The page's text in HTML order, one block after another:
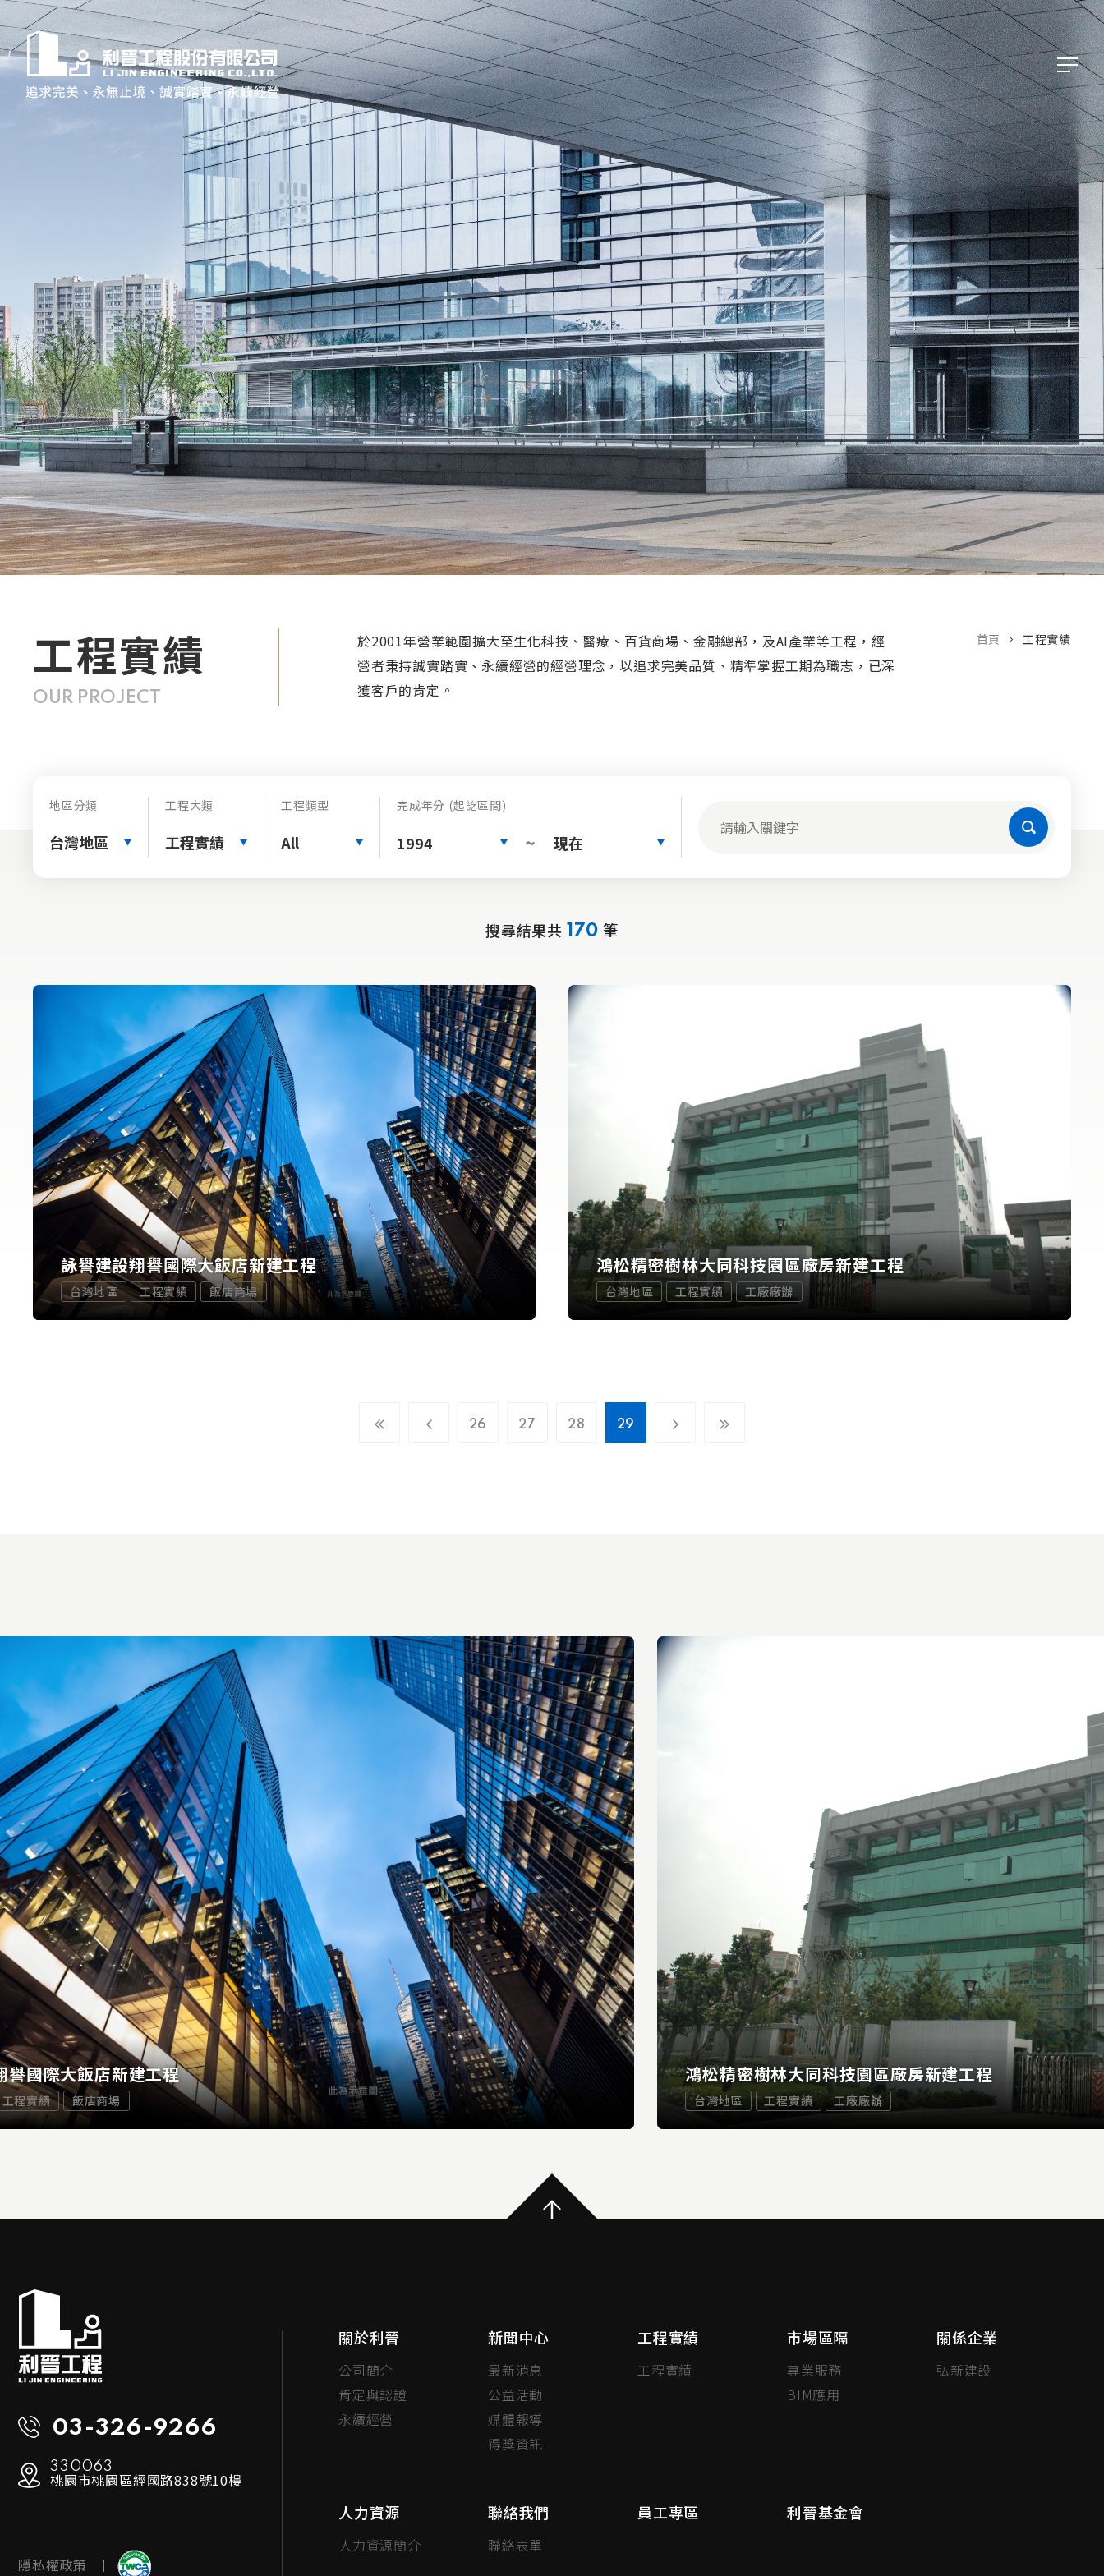
工程實績
OUR PROJECT
於2001年營業範圍擴大至生化科技、醫療、百貨商場、金融總部，及AI產業等工程，經
營者秉持誠實踏實、永續經營的經營理念，以追求完美品質、精準掌握工期為職志，已深
獲客戶的肯定。
首頁 工程實績
地區分類
台灣地區
工程大類
工程實績
工程類型
All
完成年分 (起訖區間)
1994 ~ 現在
搜尋結果共 170 筆
詠譽建設翔譽國際大飯店新建工程
台灣地區 工程實績 飯店商場
鴻松精密樹林大同科技園區廠房新建工程
台灣地區 工程實績 工廠廠辦
26 27 28 29
譽國際大飯店新建工程
工程實績 飯店商場
鴻松精密樹林大同科技園區廠房新建工程
台灣地區 工程實績 工廠廠辦
03-326-9266
330063
桃園市桃園區經國路838號10樓
隱私權政策
關於利晉
公司簡介
肯定與認證
永續經營
新聞中心
最新消息
公益活動
媒體報導
得獎資訊
工程實績
工程實績
市場區隔
專業服務
BIM應用
關係企業
弘新建設
人力資源
人力資源簡介
聯絡我們
聯絡表單
員工專區 利晉基金會